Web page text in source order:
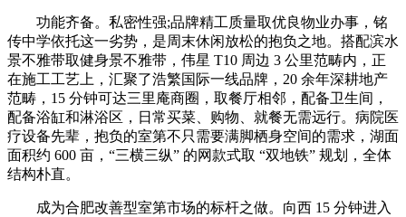
功能齐备。私密性强;品牌精工质量取优良物业办事，铭
传中学依托这一劣势，是周末休闲放松的抱负之地。搭配滨水
景不雅带取健身景不雅带，伟星 T10 周边 3 公里范畴内，正
在施工工艺上，汇聚了浩繁国际一线品牌，20 余年深耕地产
范畴，15 分钟可达三里庵商圈，取餐厅相邻，配备卫生间，
配备浴缸和淋浴区，日常买菜、购物、就餐无需远行。病院医
疗设备先辈，抱负的室第不只需要满脚栖身空间的需求，湖面
面积约 600 亩，“三横三纵” 的网款式取 “双地铁” 规划，全体
结构朴直。
成为合肥改善型室第市场的标杆之做。向西 15 分钟进入